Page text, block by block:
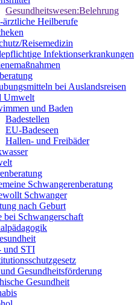
Gesundheitswesen:Belehrung
ärztliche Heilberufe
Reisemedizin
Infektionserkrankungen
bei Auslandsreisen
Umwelt
und Baden
Badestellen
EU-Badeseen
Hallen- und Freibäder
Schwangerenberatung
Schwanger
nach Geburt
bei Schwangerschaft
und STI
Gesundheitsförderung
Gesundheit